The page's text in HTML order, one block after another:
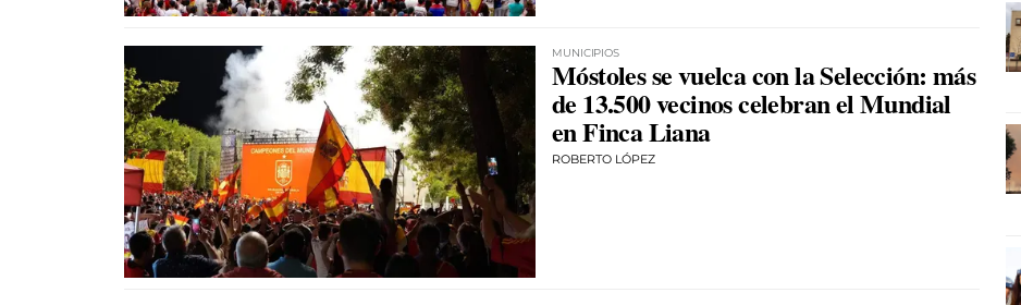
MUNICIPIOS
Móstoles se vuelca con la Selección: más
de 13.500 vecinos celebran el Mundial
en Finca Liana
ROBERTO LÓPEZ